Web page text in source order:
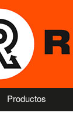
Productos